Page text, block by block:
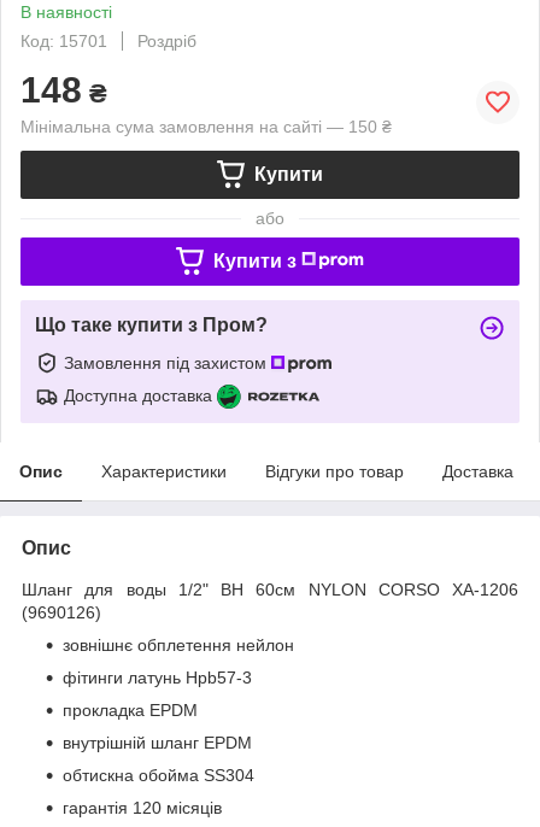
В наявності
Код: 15701
Роздріб
148 ₴
Мінімальна сума замовлення на сайті — 150 ₴
Купити
або
Купити з
Що таке купити з Пром?
Замовлення під захистом
Доступна доставка
Опис Характеристики Відгуки про товар Доставка
Опис
Шланг для воды 1/2" ВН 60см NYLON CORSO XA-1206
(9690126)
зовнішнє обплетення нейлон
фітинги латунь Hpb57-3
прокладка EPDM
внутрішній шланг EPDM
обтискна обойма SS304
гарантія 120 місяців